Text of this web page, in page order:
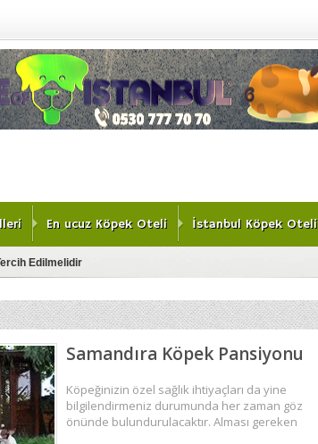
En ucuz Köpek Oteli İstanbul Köpek Oteli
Edilmelidir
Dostlarımız İçin Bir Tatil Cenneti
Oteli Deneyimi
Samandıra Köpek Pansiyonu
Köpeğinizin özel sağlık ihtiyaçları da yine
bilgilendirmeniz durumunda her zaman göz
önünde bulundurulacaktır. Alması gereken